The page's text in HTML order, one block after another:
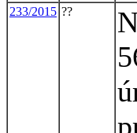
233/2015 ??